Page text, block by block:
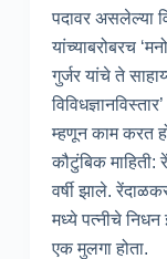
पदावर असलेल्या
यांच्याबरोबरच
गुर्जर यांचे ते
म्हणून काम करत
कौटुंबिक माहिती:
वर्षी झाले.
मध्ये पत्नीचे
एक मुलगा होता.